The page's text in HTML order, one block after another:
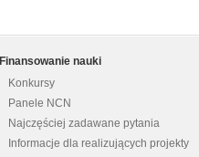
Finansowanie nauki
Konkursy
Panele NCN
Najczęściej zadawane pytania
Informacje dla realizujących projekty